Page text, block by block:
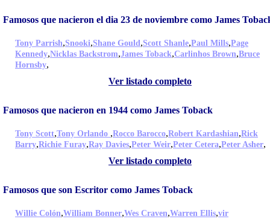
Famosos que nacieron el dia 23 de noviembre como James
Tony Parrish,Snooki,Shane Gould,Scott Shanle,Paul Mills,Page
Kennedy,Nicklas Backstrom,James Toback,Carlinhos Brown,Bruce
Hornsby,
Ver listado completo
Famosos que nacieron en 1944 como James Toback
Tony Scott,Tony Orlando ,Rocco Barocco,Robert Kardashian,Rick
Barry,Richie Furay,Ray Davies,Peter Weir,Peter Cetera,Peter Asher,
Ver listado completo
Famosos que son Escritor como James Toback
Willie Colón,William Bonner,Wes Craven,Warren Ellis,vir